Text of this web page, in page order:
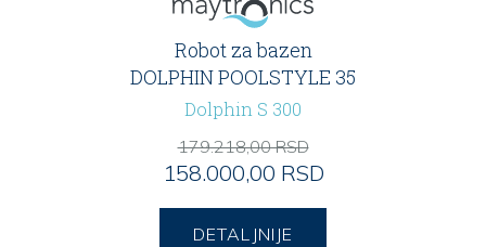
Robot za bazen
DOLPHIN POOLSTYLE 35
Dolphin S 300
179.218,00 RSD
158.000,00 RSD
DETALJNIJE